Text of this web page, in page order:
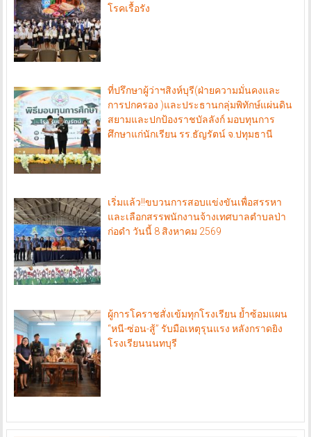
โรคเรื้อรัง
ที่ปรึกษาผู้ว่าฯสิงห์บุรี(ฝ่ายความมั่นคงและ
การปกครอง )และประธานกลุ่มพิทักษ์แผ่นดิน
สยามและปกป้องราชบัลลังก์ มอบทุนการ
ศึกษาแก่นักเรียน รร.ธัญรัตน์ จ.ปทุมธานี
เริ่มแล้ว!!ขบวนการสอบแข่งขันเพื่อสรรหา
และเลือกสรรพนักงานจ้างเทศบาลตำบลป่า
ก่อดำ วันนี้ 8 สิงหาคม 2569
ผู้การโคราชสั่งเข้มทุกโรงเรียน ย้ำซ้อมแผน
“หนี-ซ่อน-สู้” รับมือเหตุรุนแรง หลังกราดยิง
โรงเรียนนนทบุรี